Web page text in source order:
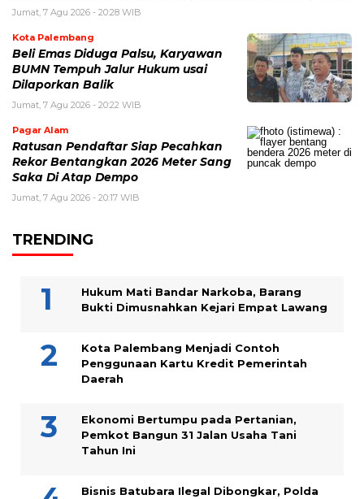
Jumat, 7 Agu 2026 - 20:28 WIB
Kota Palembang
Beli Emas Diduga Palsu, Karyawan
BUMN Tempuh Jalur Hukum usai
Dilaporkan Balik
Jumat, 7 Agu 2026 - 20:22 WIB
Pagar Alam
Ratusan Pendaftar Siap Pecahkan
Rekor Bentangkan 2026 Meter Sang
Saka Di Atap Dempo
Jumat, 7 Agu 2026 - 20:17 WIB
TRENDING
Hukum Mati Bandar Narkoba, Barang
Bukti Dimusnahkan Kejari Empat Lawang
Kota Palembang Menjadi Contoh
Penggunaan Kartu Kredit Pemerintah
Daerah
Ekonomi Bertumpu pada Pertanian,
Pemkot Bangun 31 Jalan Usaha Tani
Tahun Ini
Bisnis Batubara Ilegal Dibongkar, Polda